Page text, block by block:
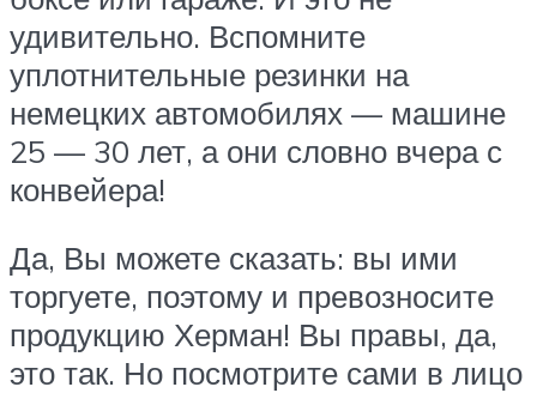
удивительно. Вспомните
уплотнительные резинки на
немецких автомобилях — машине
25 — 30 лет, а они словно вчера с
конвейера!
Да, Вы можете сказать: вы ими
торгуете, поэтому и превозносите
продукцию Херман! Вы правы, да,
это так. Но посмотрите сами в лицо